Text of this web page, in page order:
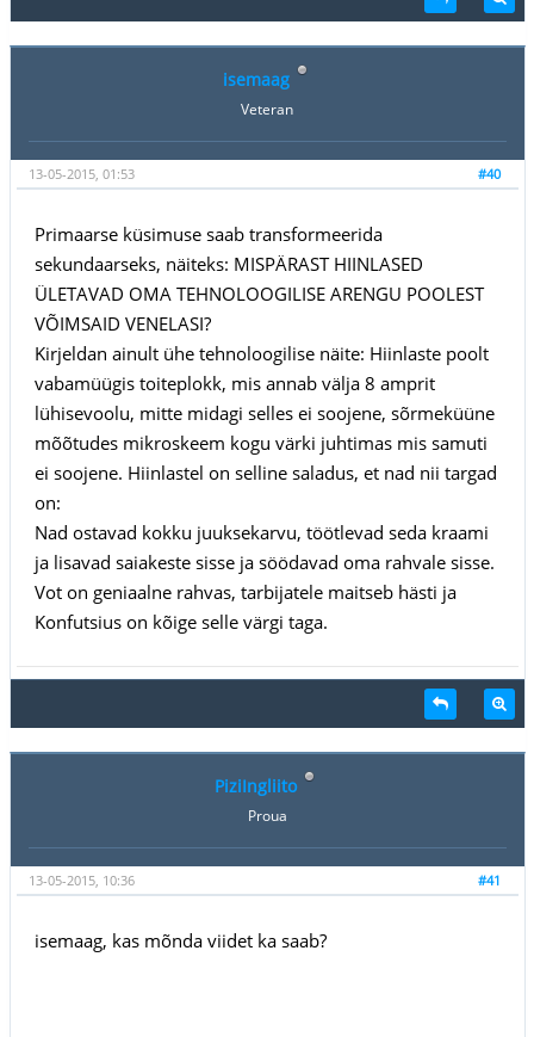
isemaag
Veteran
#40
13-05-2015, 01:53
Primaarse küsimuse saab transformeerida
sekundaarseks, näiteks: MISPÄRAST HIINLASED
ÜLETAVAD OMA TEHNOLOOGILISE ARENGU POOLEST
VÕIMSAID VENELASI?
Kirjeldan ainult ühe tehnoloogilise näite: Hiinlaste poolt
vabamüügis toiteplokk, mis annab välja 8 amprit
lühisevoolu, mitte midagi selles ei soojene, sõrmeküüne
mõõtudes mikroskeem kogu värki juhtimas mis samuti
ei soojene. Hiinlastel on selline saladus, et nad nii targad
on:
Nad ostavad kokku juuksekarvu, töötlevad seda kraami
ja lisavad saiakeste sisse ja söödavad oma rahvale sisse.
Vot on geniaalne rahvas, tarbijatele maitseb hästi ja
Konfutsius on kõige selle värgi taga.
PiziIngliito
Proua
#41
13-05-2015, 10:36
isemaag, kas mõnda viidet ka saab?